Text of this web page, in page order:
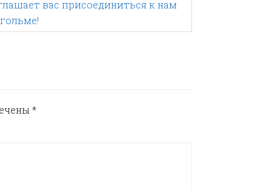
вас присоединиться к нам
*